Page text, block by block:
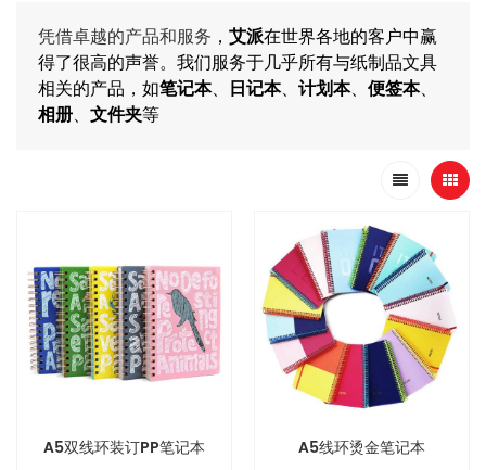
凭借卓越的产品和服务 ， 艾派在世界各地的客户中赢
得了很高的声誉。我们服务于几乎所有与纸制品文具
相关的产品，如笔记本、 日记本、 计划本、 便签本、
相册
文件夹等
A5双线环装订PP笔记本 A5线环烫金笔记本